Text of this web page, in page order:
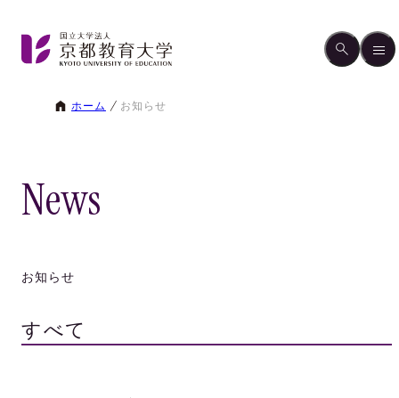
ホーム お知らせ
News
お知らせ
すべて